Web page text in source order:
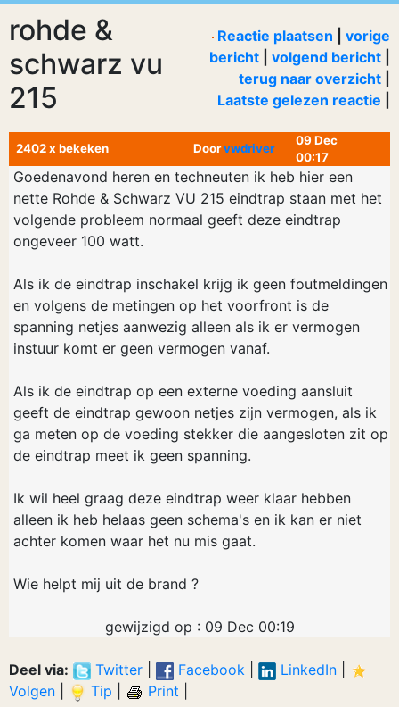
rohde &
schwarz vu
215
Reactie plaatsen
vorige
bericht
volgend bericht
terug naar overzicht
Laatste gelezen reactie
2402 x bekeken Doorvwdriver
09 Dec
00:17
Goedenavond heren en techneuten ik heb hier een
nette Rohde & Schwarz VU 215 eindtrap staan met het
volgende probleem normaal geeft deze eindtrap
ongeveer 100 watt.
Als ik de eindtrap inschakel krijg ik geen foutmeldingen
en volgens de metingen op het voorfront is de
spanning netjes aanwezig alleen als ik er vermogen
instuur komt er geen vermogen vanaf.
Als ik de eindtrap op een externe voeding aansluit
geeft de eindtrap gewoon netjes zijn vermogen, als ik
ga meten op de voeding stekker die aangesloten zit op
de eindtrap meet ik geen spanning.
Ik wil heel graag deze eindtrap weer klaar hebben
alleen ik heb helaas geen schema's en ik kan er niet
achter komen waar het nu mis gaat.
Wie helpt mij uit de brand ?
gewijzigd op : 09 Dec 00:19
Deel via: Twitter Facebook LinkedIn
Volgen
Tip Print